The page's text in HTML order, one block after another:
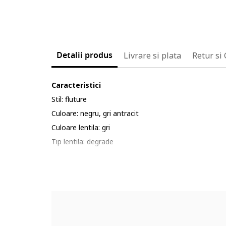
Detalii produs Livrare si plata Retur si
Caracteristici
Stil: fluture
Culoare: negru, gri antracit
Culoare lentila: gri
Tip lentila: degrade